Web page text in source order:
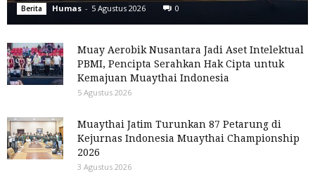
Berita Humas - 5 Agustus 2026 0
Muay Aerobik Nusantara Jadi Aset Intelektual
PBMI, Pencipta Serahkan Hak Cipta untuk
Kemajuan Muaythai Indonesia
5 Agustus 2026
Muaythai Jatim Turunkan 87 Petarung di
Kejurnas Indonesia Muaythai Championship
2026
3 Agustus 2026